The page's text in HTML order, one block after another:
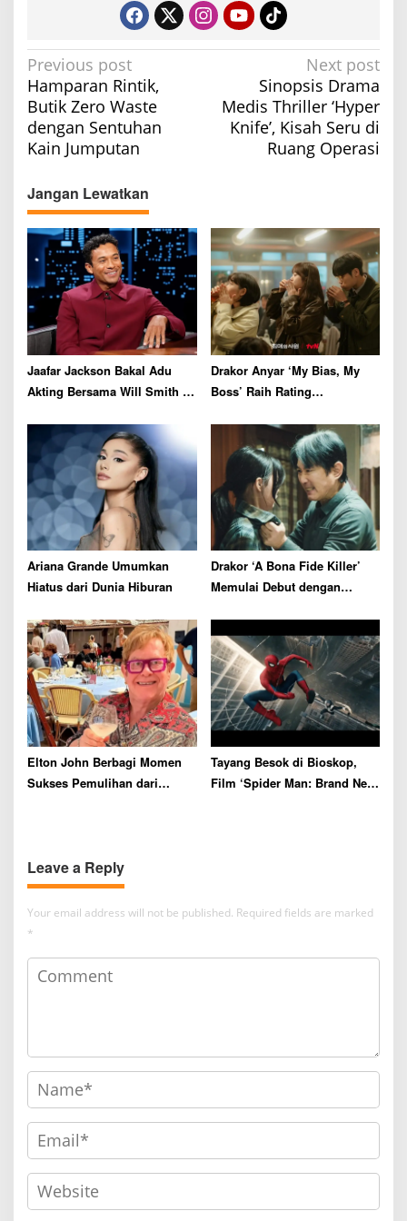
P
o
s
t
a
v
i
g
a
t
i
o
n
Previous post
Hamparan Rintik,
Butik Zero Waste
dengan Sentuhan
Kain Jumputan
Next post
Sinopsis Drama
Medis Thriller ‘Hyper
Knife’, Kisah Seru di
Ruang Operasi
Jangan Lewatkan
Jaafar Jackson Bakal Adu
Akting Bersama Will Smith di
Drakor Anyar ‘My Bias, My
Boss’ Raih Rating
Ariana Grande Umumkan
Hiatus dari Dunia Hiburan
Drakor ‘A Bona Fide Killer’
Memulai Debut dengan
Elton John Berbagi Momen
Sukses Pemulihan dari
Tayang Besok di Bioskop,
Film ‘Spider Man: Brand New
Leave a Reply
Your email address will not be published. Required fields are marked
*